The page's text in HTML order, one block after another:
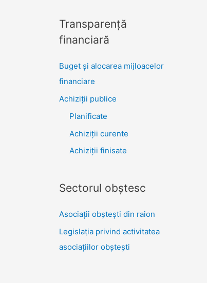
Transparenţă
financiară
Buget și alocarea mijloacelor
financiare
Achiziţii publice
Planificate
Achiziții curente
Achiziții finisate
Sectorul obştesc
Asociaţii obşteşti din raion
Legislaţia privind activitatea
asociaţiilor obşteşti